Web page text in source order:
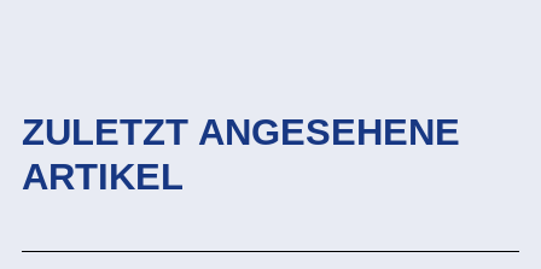
ZULETZT ANGESEHENE
ARTIKEL